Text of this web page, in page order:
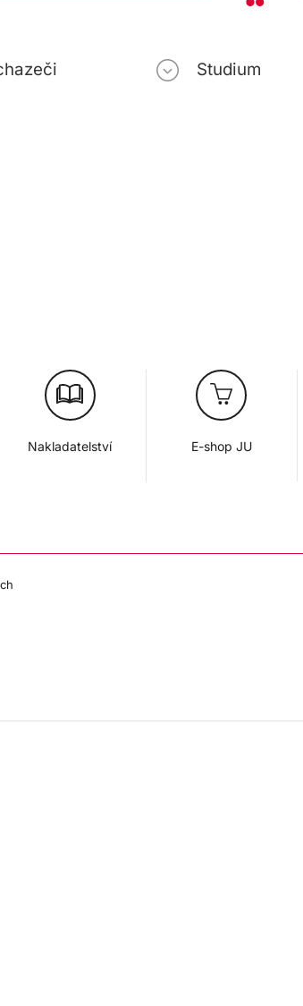
Studium
Nakladatelství E-shop JU